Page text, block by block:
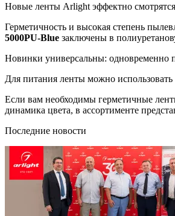
Новые ленты Arlight эффектно
Герметичность и высокая степень
5000PU-Blue заключены в
Новинки универсальны: одновременно
Для питания ленты можно
Если вам необходимы герметичные
динамика цвета, в ассортименте
Последние новости